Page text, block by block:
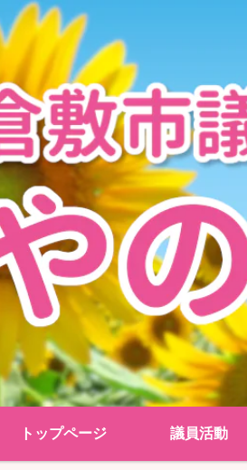
トップページ 議員活動